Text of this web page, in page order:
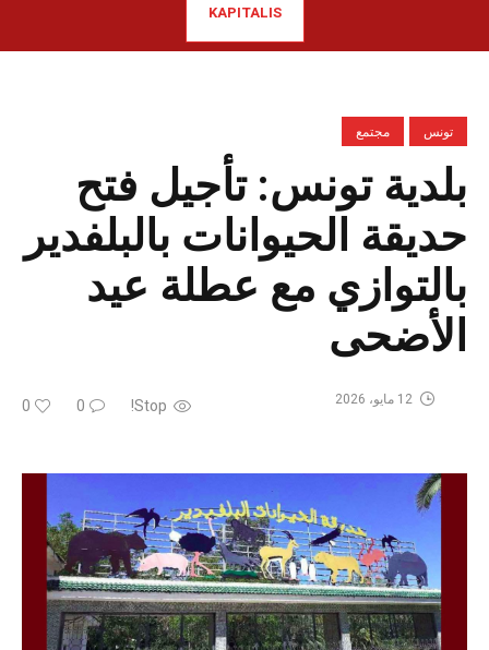
KAPITALIS
تونس مجتمع
بلدية تونس: تأجيل فتح
حديقة الحيوانات بالبلفدير
بالتوازي مع عطلة عيد
الأضحى
Stop!
0
0 12 مايو، 2026